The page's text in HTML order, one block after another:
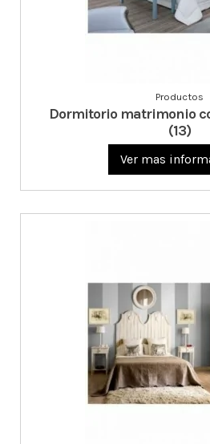
Productos
Dormitorio matrimonio
(13)
Ver mas